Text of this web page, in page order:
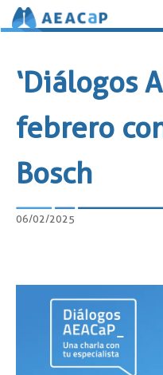
contenido
‘Diálogos
febrero
Bosch
06/02/2025